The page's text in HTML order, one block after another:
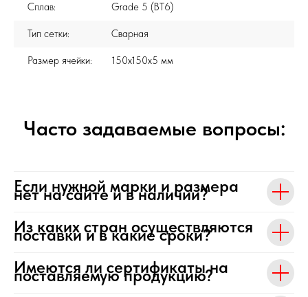
Сплав: Grade 5 (ВТ6)
Тип сетки: Сварная
Размер ячейки: 150x150х5 мм
Часто задаваемые вопросы:
Если нужной марки и размера
нет на сайте и в наличии?
Из каких стран осуществляются
поставки и в какие сроки?
Имеются ли сертификаты на
поставляемую продукцию?